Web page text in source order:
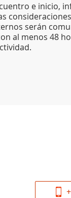
e inicio,
serán
al menos 48